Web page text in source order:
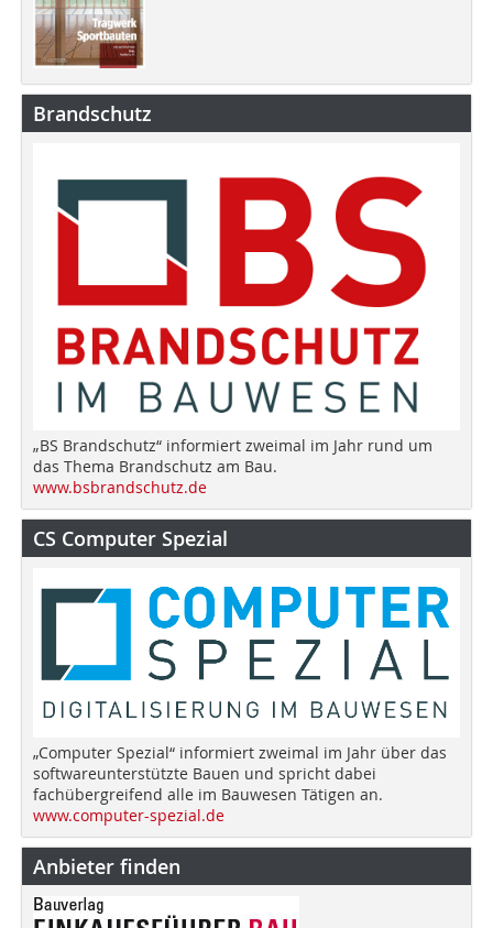
Brandschutz
„BS Brandschutz“ informiert zweimal im Jahr rund um
das Thema Brandschutz am Bau.
www.bsbrandschutz.de
CS Computer Spezial
„Computer Spezial“ informiert zweimal im Jahr über das
softwareunterstützte Bauen und spricht dabei
fachübergreifend alle im Bauwesen Tätigen an.
www.computer-spezial.de
Anbieter finden